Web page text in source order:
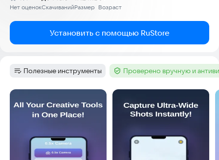
Нет оценокСкачиванийРазмер Возраст
Установить с помощью RuStore
Категория:
Полезные инструменты Тег :Проверено вручную и
Скриншоты